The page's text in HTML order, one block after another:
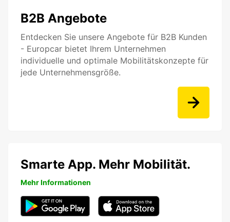
B2B Angebote
Entdecken Sie unsere Angebote für B2B Kunden
- Europcar bietet Ihrem Unternehmen
individuelle und optimale Mobilitätskonzepte für
jede Unternehmensgröße.
Smarte App. Mehr Mobilität.
Mehr Informationen